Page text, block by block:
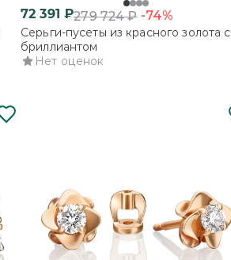
72 391 ₽279 724₽ -74%
Серьги-пусеты из красного золота с
бриллиантом
Нет оценок